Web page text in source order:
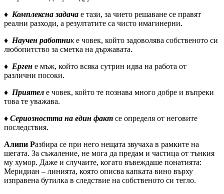
♦ Комплексна задача е тази, за чието решаване се правят
реални разходи, а резултатите са чисто имагинерни.
♦ Научен работнике човек, който задоволява собственото си
любопитство за сметка на държавата.
♦ Ерген е мъж, който всяка сутрин идва на работа от
различни посоки.
♦ Приятел е човек, който те познава много добре и въпреки
това те уважава.
♦ Сериозността на един факт се определя от неговите
последствия.
Алипи Разбира се при него нещата звучаха в рамките на
шегата. За съжаление, не мога да предам и частица от тънкия
му хумор. Даже и случаите, когато въвеждаше понатията:
Меридиан – линията, която описва капката вино върху
изправена бутилка в следствие на собственото си тегло.